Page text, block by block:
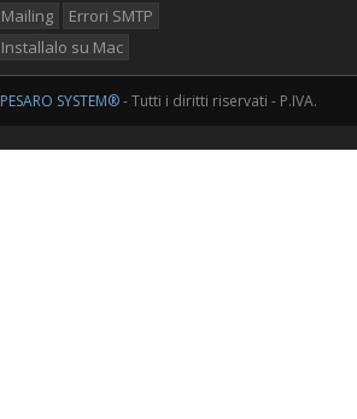
Mailing
Errori SMTP
Installalo su Mac
PESARO SYSTEM®- Tutti i diritti riservati - P.IVA.